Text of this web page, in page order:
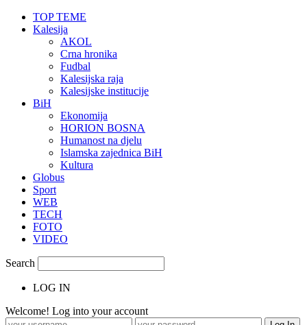
TOP TEME
Kalesija
AKOL
Crna hronika
Fudbal
Kalesijska raja
Kalesijske institucije
BiH
Ekonomija
HORION BOSNA
Humanost na djelu
Islamska zajednica BiH
Kultura
Globus
Sport
WEB
TECH
FOTO
VIDEO
Search
LOG IN
Welcome! Log into your account